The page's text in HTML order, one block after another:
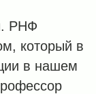
РНФ
который в
в нашем